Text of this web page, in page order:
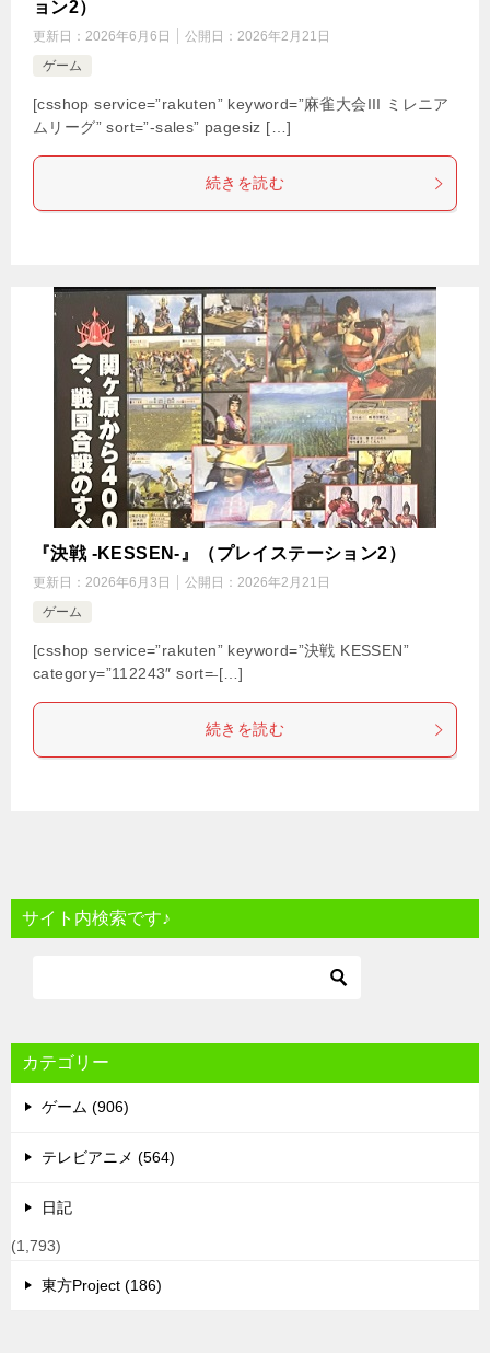
ョン2）
更新日： 2026年6月6日 公開日： 2026年2月21日
ゲーム
[csshop service=”rakuten” keyword=”麻雀大会III ミレニア
ムリーグ” sort=”-sales” pagesiz […]
続きを読む
『決戦 -KESSEN-』（プレイステーション2）
更新日： 2026年6月3日 公開日： 2026年2月21日
ゲーム
[csshop service=”rakuten” keyword=”決戦 KESSEN”
category=”112243″ sort=̶ […]
続きを読む
サイト内検索です♪
カテゴリー
ゲーム (906)
テレビアニメ (564)
日記
(1,793)
東方Project (186)